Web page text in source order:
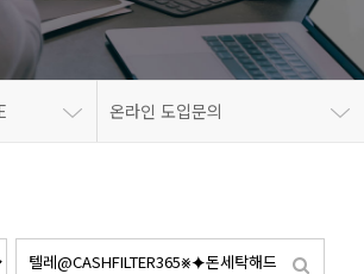
온라인 도입문의